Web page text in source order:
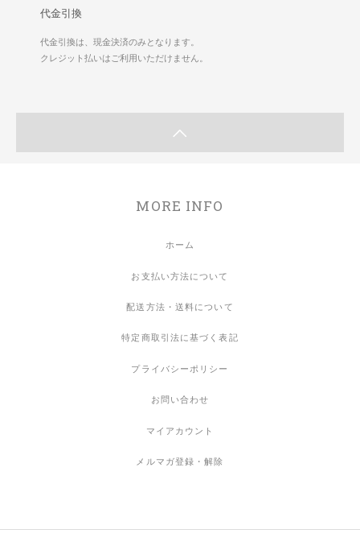
代金引換
代金引換は、現金決済のみとなります。
クレジット払いはご利用いただけません。
MORE INFO
ホーム
お支払い方法について
配送方法・送料について
特定商取引法に基づく表記
プライバシーポリシー
お問い合わせ
マイアカウント
メルマガ登録・解除